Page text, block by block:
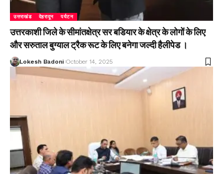
उत्तराखंड देहरादून पर्यटन
उत्तरकाशी जिले के सीमांतक्षेत्र सर बडियार के क्षेत्र के लोगों के लिए
और सरुताल बुग्याल ट्रैक रूट के लिए बनेगा जल्दी हैलीपेड ।
Lokesh Badoni October 14, 2025